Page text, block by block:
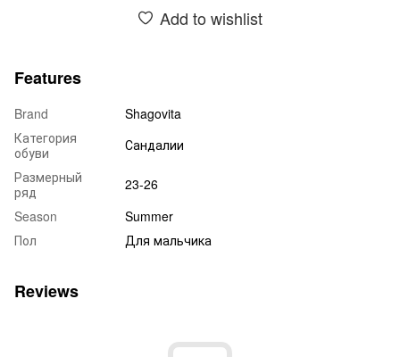
Add to wishlist
Features
Brand
Shagovita
Категория
обуви
Сандалии
Размерный
ряд
23-26
Season
Summer
Пол
Для мальчика
Reviews